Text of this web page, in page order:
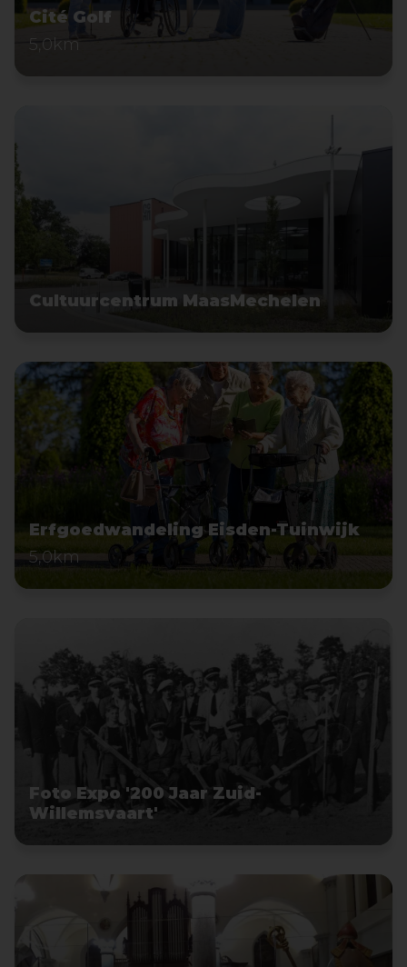
Cité Golf
5,0km
Cultuurcentrum MaasMechelen
Erfgoedwandeling Eisden-Tuinwijk
5,0km
Foto Expo '200 Jaar Zuid-
Willemsvaart'